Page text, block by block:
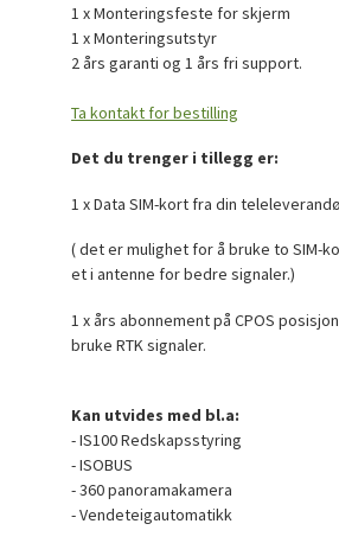
1 x Monteringsfeste for skjerm
1 x Monteringsutstyr
2 års garanti og 1 års fri support.
Ta kontakt for bestilling
Det du trenger i tillegg er:
1 x Data SIM-kort fra din
( det er mulighet for å bruke to SIM-
et i antenne for bedre signaler.)
1 x års abonnement på CPOS
bruke RTK signaler.
Kan utvides med bl.a:
- IS100 Redskapsstyring
- ISOBUS
- 360 panoramakamera
- Vendeteigautomatikk